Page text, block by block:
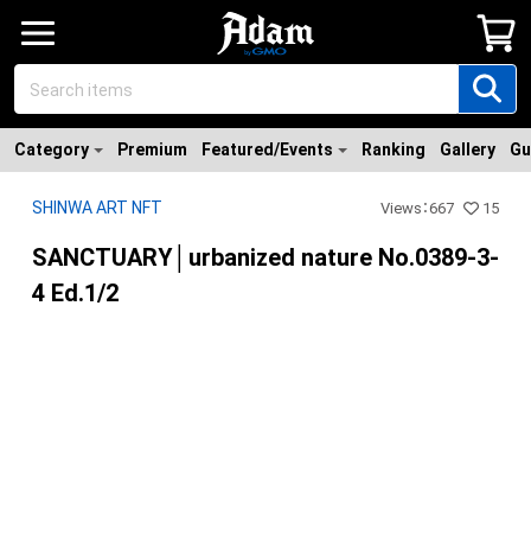
Category Premium Featured/Events Ranking Gallery
SHINWA ART NFT Views ：667 15
SANCTUARY│urbanized nature No.0389-3-
4 Ed.1/2